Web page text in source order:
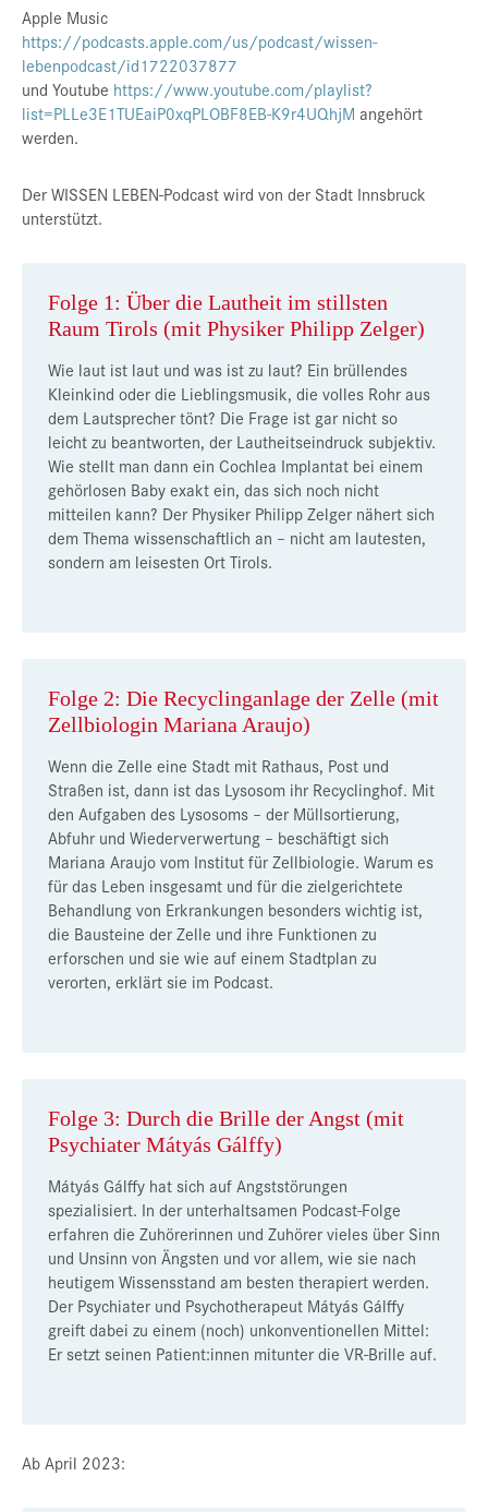
Apple Music
https://podcasts.apple.com/us/podcast/wissen-
lebenpodcast/id1722037877
und Youtube https://www.youtube.com/playlist?
list=PLLe3E1TUEaiP0xqPLOBF8EB-K9r4UQhjM angehört
werden.
Der WISSEN LEBEN-Podcast wird von der Stadt Innsbruck
unterstützt.
Folge 1: Über die Lautheit im stillsten
Raum Tirols (mit Physiker Philipp Zelger)
Wie laut ist laut und was ist zu laut? Ein brüllendes
Kleinkind oder die Lieblingsmusik, die volles Rohr aus
dem Lautsprecher tönt? Die Frage ist gar nicht so
leicht zu beantworten, der Lautheitseindruck subjektiv.
Wie stellt man dann ein Cochlea Implantat bei einem
gehörlosen Baby exakt ein, das sich noch nicht
mitteilen kann? Der Physiker Philipp Zelger nähert sich
dem Thema wissenschaftlich an – nicht am lautesten,
sondern am leisesten Ort Tirols.
Folge 2: Die Recyclinganlage der Zelle (mit
Zellbiologin Mariana Araujo)
Wenn die Zelle eine Stadt mit Rathaus, Post und
Straßen ist, dann ist das Lysosom ihr Recyclinghof. Mit
den Aufgaben des Lysosoms – der Müllsortierung,
Abfuhr und Wiederverwertung – beschäftigt sich
Mariana Araujo vom Institut für Zellbiologie. Warum es
für das Leben insgesamt und für die zielgerichtete
Behandlung von Erkrankungen besonders wichtig ist,
die Bausteine der Zelle und ihre Funktionen zu
erforschen und sie wie auf einem Stadtplan zu
verorten, erklärt sie im Podcast.
Folge 3: Durch die Brille der Angst (mit
Psychiater Mátyás Gálffy)
Mátyás Gálffy hat sich auf Angststörungen
spezialisiert. In der unterhaltsamen Podcast-Folge
erfahren die Zuhörerinnen und Zuhörer vieles über Sinn
und Unsinn von Ängsten und vor allem, wie sie nach
heutigem Wissensstand am besten therapiert werden.
Der Psychiater und Psychotherapeut Mátyás Gálffy
greift dabei zu einem (noch) unkonventionellen Mittel:
Er setzt seinen Patient:innen mitunter die VR-Brille auf.
Ab April 2023: